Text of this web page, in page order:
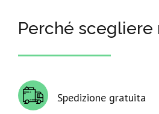
Perché scegliere
Spedizione gratuita